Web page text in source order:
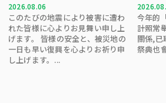
2026.08.06
このたびの地震により被害に遭わ
れた皆様に心よりお見舞い申し上
げます。 皆様の安全と、被災地の
一日も早い復興を心よりお祈り申
し上げます。...
今年的
計照常
關係,已
祭典也